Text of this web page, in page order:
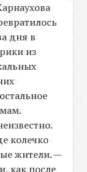
дня в
из
колечко
жители. —
как после